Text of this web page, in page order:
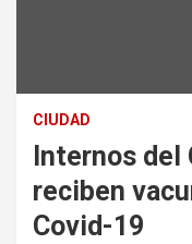
CIUDAD
Internos del
reciben
Covid-19